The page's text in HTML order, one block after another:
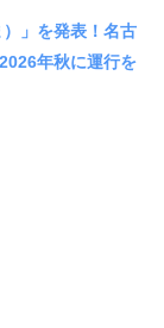
」を発表！名古
年秋に運行を